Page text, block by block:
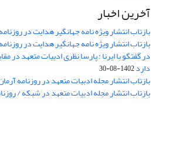
آخرین اخبار
بازتاب انتشار ویژه نامه جهانگیر هدایت در
بازتاب انتشار ویژه نامه جهانگیر هدایت در
در گفتگو با ایرنا : پارسا نظری ادبیات متعهد در
دارد1402-08-30
بازتاب انتشار مجله ادبیات متعهد در روزنامه
بازتاب انتشار مجله ادبیات متعهد در شبکه /